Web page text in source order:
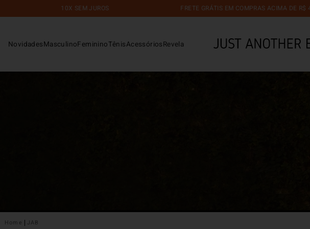
10X SEM JUROS FRETE GRÁTIS EM COMPRAS ACIMA DE R$ 499,90
NovidadesMasculinoFemininoTênisAcessóriosRevela
JAB